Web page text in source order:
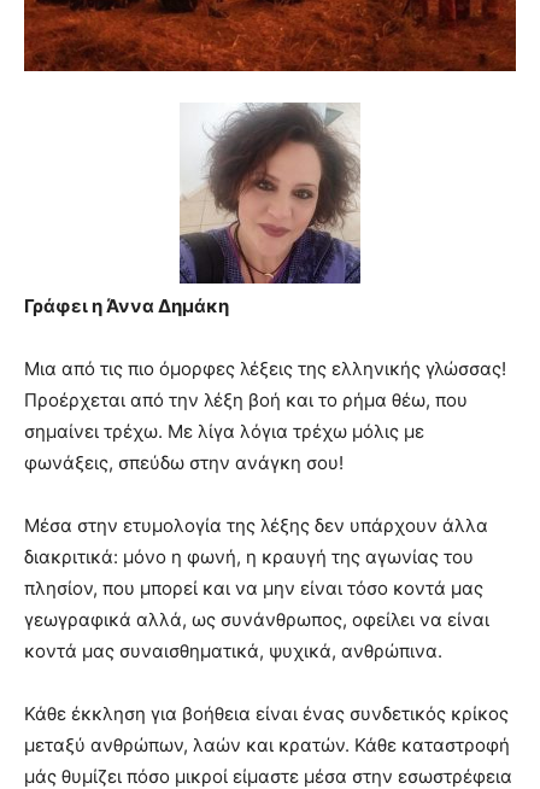
meaning
of
pain.
Γράφει η Άννα Δημάκη
Μια από τις πιο όμορφες λέξεις της ελληνικής γλώσσας!
Προέρχεται από την λέξη βοή και το ρήμα θέω, που
σημαίνει τρέχω. Με λίγα λόγια τρέχω μόλις με
φωνάξεις, σπεύδω στην ανάγκη σου!
Μέσα στην ετυμολογία της λέξης δεν υπάρχουν άλλα
διακριτικά: μόνο η φωνή, η κραυγή της αγωνίας του
πλησίον, που μπορεί και να μην είναι τόσο κοντά μας
γεωγραφικά αλλά, ως συνάνθρωπος, οφείλει να είναι
κοντά μας συναισθηματικά, ψυχικά, ανθρώπινα.
Κάθε έκκληση για βοήθεια είναι ένας συνδετικός κρίκος
μεταξύ ανθρώπων, λαών και κρατών. Κάθε καταστροφή
μάς θυμίζει πόσο μικροί είμαστε μέσα στην εσωστρέφεια